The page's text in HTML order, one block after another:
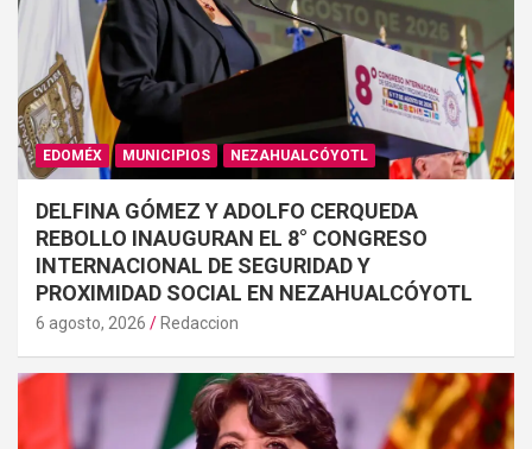
EDOMÉX MUNICIPIOS NEZAHUALCÓYOTL
DELFINA GÓMEZ Y ADOLFO CERQUEDA
REBOLLO INAUGURAN EL 8° CONGRESO
INTERNACIONAL DE SEGURIDAD Y
PROXIMIDAD SOCIAL EN NEZAHUALCÓYOTL
6 agosto, 2026 Redaccion